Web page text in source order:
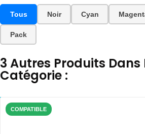
Tous Noir Cyan
Pack
3 Autres Produits Dans
Catégorie :
COMPATIBLE